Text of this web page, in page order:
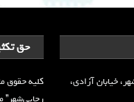
حق
کلیه حقوق
رجایی‌شهر”
خیابان آزادی،